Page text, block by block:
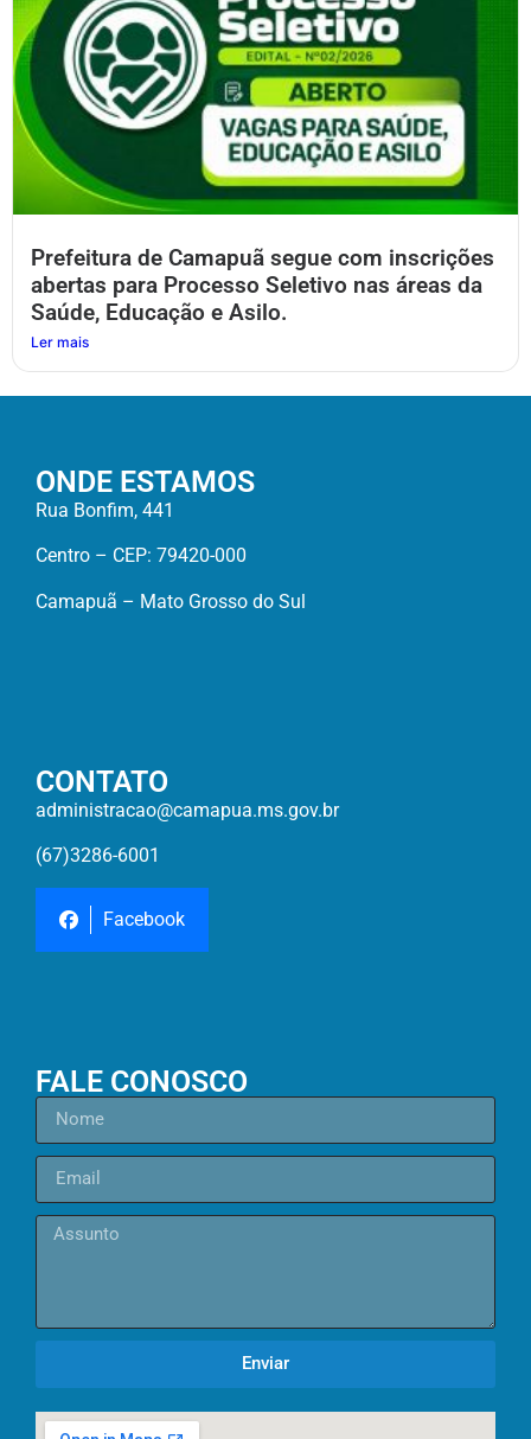
Prefeitura de Camapuã segue com inscrições
abertas para Processo Seletivo nas áreas da
Saúde, Educação e Asilo.
Ler mais
ONDE ESTAMOS
Rua Bonfim, 441
Centro – CEP: 79420-000
Camapuã – Mato Grosso do Sul
CONTATO
administracao@camapua.ms.gov.br
(67)3286-6001
Facebook
FALE CONOSCO
Enviar